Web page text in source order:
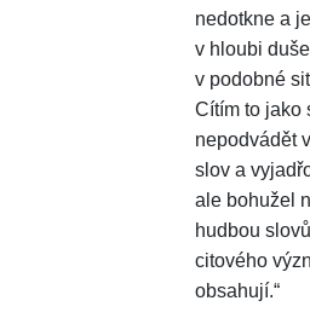
nedotkne a
v hloubi
v podobné
Cítím to jako
nepodvádět
slov a
ale bohužel
hudbou
citového
obsahují.“